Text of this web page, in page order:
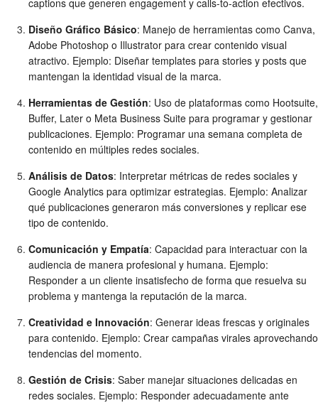
Diseño Gráfico Básico: Manejo de herramientas como Canva,
Adobe Photoshop o Illustrator para crear contenido visual
atractivo. Ejemplo: Diseñar templates para stories y posts que
mantengan la identidad visual de la marca.
Herramientas de Gestión: Uso de plataformas como Hootsuite,
Buffer, Later o Meta Business Suite para programar y gestionar
publicaciones. Ejemplo: Programar una semana completa de
contenido en múltiples redes sociales.
Análisis de Datos: Interpretar métricas de redes sociales y
Google Analytics para optimizar estrategias. Ejemplo: Analizar
qué publicaciones generaron más conversiones y replicar ese
tipo de contenido.
Comunicación y Empatía: Capacidad para interactuar con la
audiencia de manera profesional y humana. Ejemplo:
Responder a un cliente insatisfecho de forma que resuelva su
problema y mantenga la reputación de la marca.
Creatividad e Innovación: Generar ideas frescas y originales
para contenido. Ejemplo: Crear campañas virales aprovechando
tendencias del momento.
Gestión de Crisis: Saber manejar situaciones delicadas en
redes sociales. Ejemplo: Responder adecuadamente ante